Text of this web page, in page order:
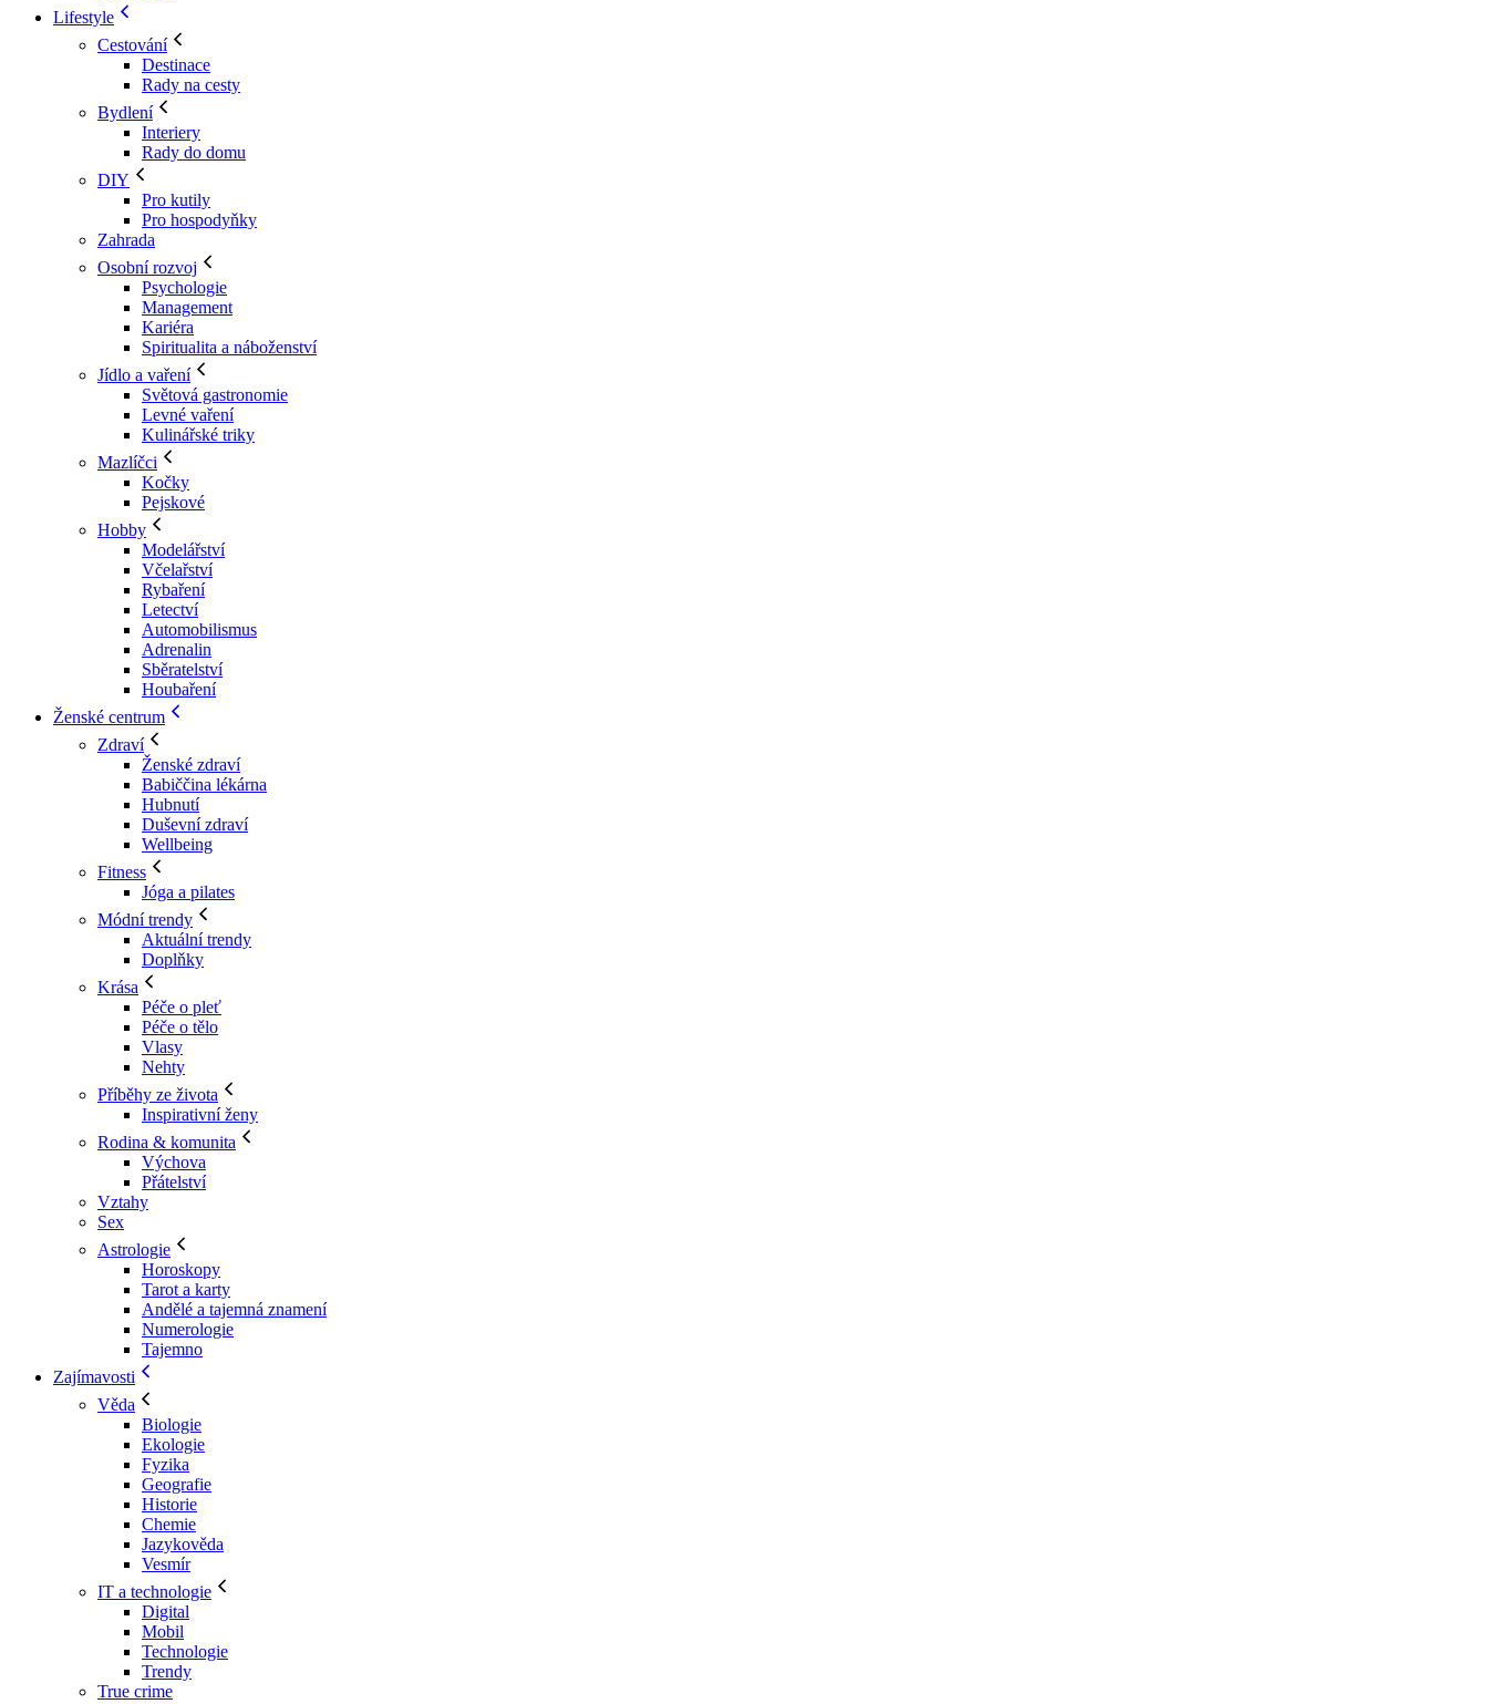
Lifestyle
Cestování
Destinace
Rady na cesty
Bydlení
Interiery
Rady do domu
DIY
Pro kutily
Pro hospodyňky
Zahrada
Osobní rozvoj
Psychologie
Management
Kariéra
Spiritualita a náboženství
Jídlo a vaření
Světová gastronomie
Levné vaření
Kulinářské triky
Mazlíčci
Kočky
Pejskové
Hobby
Modelářství
Včelařství
Rybaření
Letectví
Automobilismus
Adrenalin
Sběratelství
Houbaření
Ženské centrum
Zdraví
Ženské zdraví
Babiččina lékárna
Hubnutí
Duševní zdraví
Wellbeing
Fitness
Jóga a pilates
Módní trendy
Aktuální trendy
Doplňky
Krása
Péče o pleť
Péče o tělo
Vlasy
Nehty
Příběhy ze života
Inspirativní ženy
Rodina & komunita
Výchova
Přátelství
Vztahy
Sex
Astrologie
Horoskopy
Tarot a karty
Andělé a tajemná znamení
Numerologie
Tajemno
Zajímavosti
Věda
Biologie
Ekologie
Fyzika
Geografie
Historie
Chemie
Jazykověda
Vesmír
IT a technologie
Digital
Mobil
Technologie
Trendy
True crime